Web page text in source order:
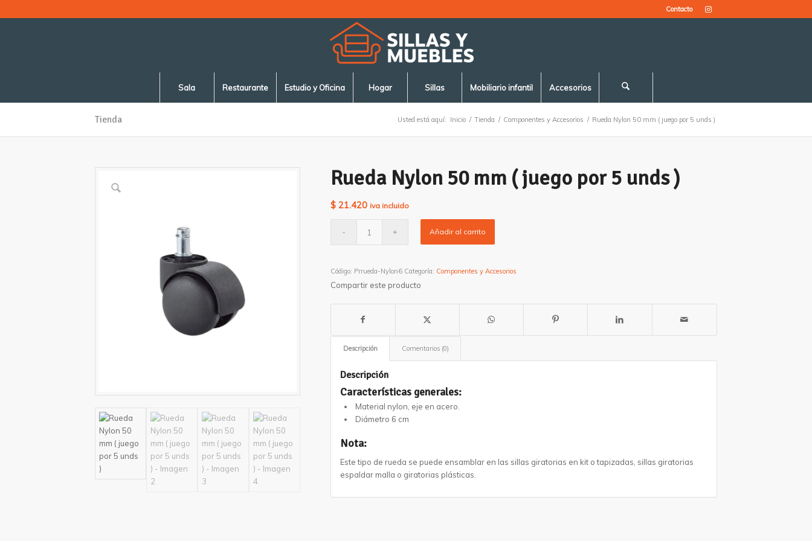
Contacto
Sala Restaurante Estudio y Oficina Hogar Sillas Mobiliario infantil Accesorios
Tienda Usted está aquí: Inicio / Tienda / Componentes y Accesorios / Rueda Nylon 50 mm ( juego por 5 unds )
Rueda Nylon 50 mm ( juego por 5 unds )
$21.420 iva incluido
Añadir al carrito
Código: Prrueda-Nylon6 Categoría: Componentes y Accesorios
Compartir este producto
Descripción Comentarios (0)
Descripción
Características generales:
Material nylon, eje en acero.
Diámetro 6 cm
Nota:
Este tipo de rueda se puede ensamblar en las sillas giratorias en kit o tapizadas, sillas giratorias
espaldar malla o giratorias plásticas.